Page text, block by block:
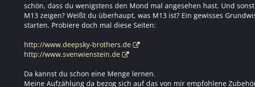
schön, dass du wenigstens den Mond mal angesehen hast. Und
M13 zeigen? Weißt du überhaupt, was M13 ist? Ein gewisses
starten. Probiere doch mal diese Seiten:
http://www.deepsky-brothers.de
http://www.svenwienstein.de
Da kannst du schon eine Menge lernen.
Meine Aufzählung da bezog sich auf das von mir empfohlene